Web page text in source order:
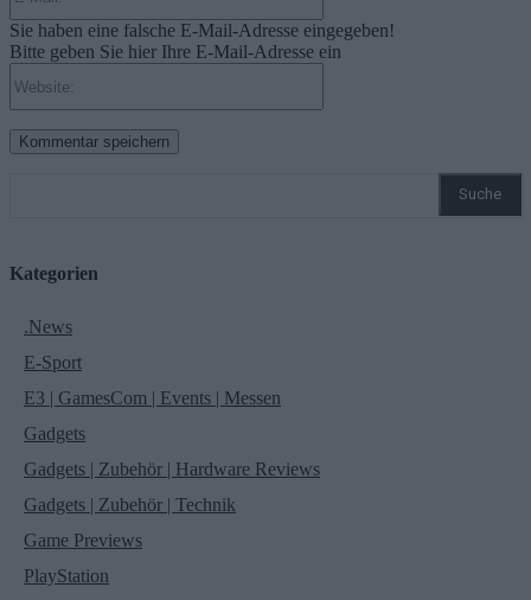
Sie haben eine falsche E-Mail-Adresse eingegeben!
Bitte geben Sie hier Ihre E-Mail-Adresse ein
Suche
Kategorien
.News
E-Sport
E3 | GamesCom | Events | Messen
Gadgets
Gadgets | Zubehör | Hardware Reviews
Gadgets | Zubehör | Technik
Game Previews
PlayStation